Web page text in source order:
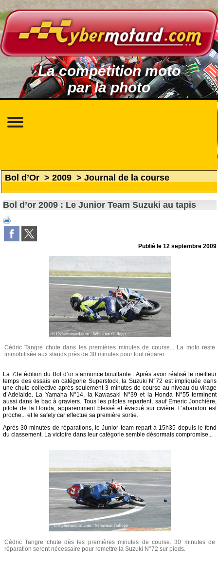
La compétition moto
par la photo
Bol d’Or > 2009 > Journal de la course
Bol d’or 2009 : Le Junior Team Suzuki au tapis
Publié le12 septembre 2009
Cédric Tangre chute dans les premières minutes de course... La moto reste
immobilisée aux stands près de 30 minutes pour tout réparer.
La 73e édition du Bol d’or s’annonce bouillante : Après avoir réalisé le meilleur
temps des essais en catégorie Superstock, la Suzuki N°72 est impliquée dans
une chute collective après seulement 3 minutes de course au niveau du virage
d’Adelaide. La Yamaha N°14, la Kawasaki N°39 et la Honda N°55 terminent
aussi dans le bac à graviers. Tous les pilotes repartent, sauf Emeric Jonchière,
pilote de la Honda, apparemment blessé et évacué sur civière. L’abandon est
proche... et le safety car effectue sa première sortie.
Après 30 minutes de réparations, le Junior team repart à 15h35 depuis le fond
du classement. La victoire dans leur catégorie semble désormais compromise...
Cédric Tangre chute dès les premières minutes de course. 30 minutes de
réparation seront nécessaire pour remettre la Suzuki N°72 sur pieds.